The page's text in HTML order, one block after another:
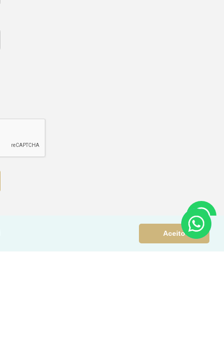
Aceito